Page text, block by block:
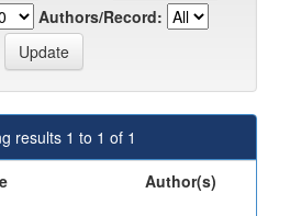
Authors/Record:
results 1 to 1 of 1
Author(s)